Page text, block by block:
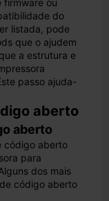
firmware ou
do
listada, pode
que o ajudem
a estrutura e
passo ajuda-
aberto
aberto
código aberto
para
dos mais
código aberto